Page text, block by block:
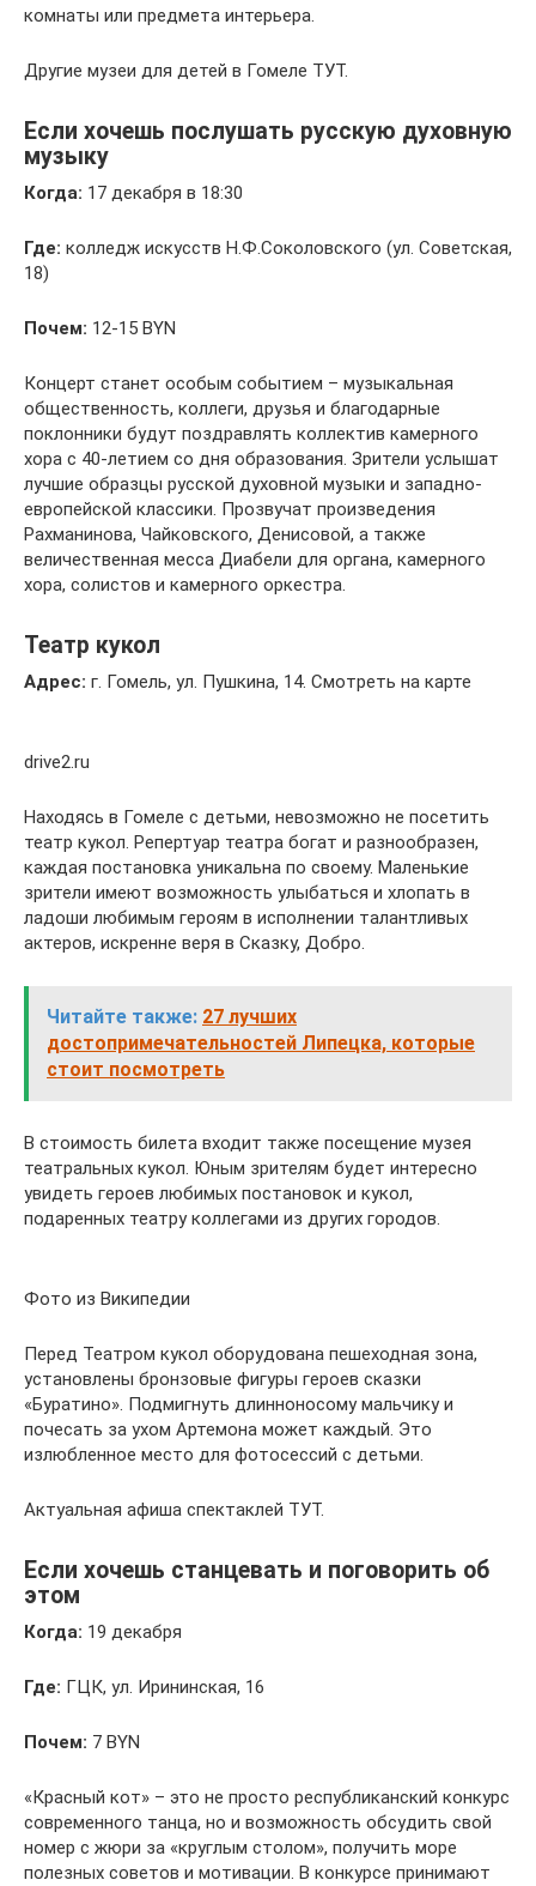
комнаты или предмета интерьера.
Другие музеи для детей в Гомеле ТУТ.
Если хочешь послушать русскую духовную
музыку
Когда: 17 декабря в 18:30
Где: колледж искусств Н.Ф.Соколовского (ул. Советская,
18)
Почем: 12-15 BYN
Концерт станет особым событием – музыкальная
общественность, коллеги, друзья и благодарные
поклонники будут поздравлять коллектив камерного
хора с 40-летием со дня образования. Зрители услышат
лучшие образцы русской духовной музыки и западно-
европейской классики. Прозвучат произведения
Рахманинова, Чайковского, Денисовой, а также
величественная месса Диабели для органа, камерного
хора, солистов и камерного оркестра.
Театр кукол
Адрес: г. Гомель, ул. Пушкина, 14. Смотреть на карте
drive2.ru
Находясь в Гомеле с детьми, невозможно не посетить
театр кукол. Репертуар театра богат и разнообразен,
каждая постановка уникальна по своему. Маленькие
зрители имеют возможность улыбаться и хлопать в
ладоши любимым героям в исполнении талантливых
актеров, искренне веря в Сказку, Добро.
Читайте также: 27 лучших
достопримечательностей Липецка, которые
стоит посмотреть
В стоимость билета входит также посещение музея
театральных кукол. Юным зрителям будет интересно
увидеть героев любимых постановок и кукол,
подаренных театру коллегами из других городов.
Фото из Википедии
Перед Театром кукол оборудована пешеходная зона,
установлены бронзовые фигуры героев сказки
«Буратино». Подмигнуть длинноносому мальчику и
почесать за ухом Артемона может каждый. Это
излюбленное место для фотосессий с детьми.
Актуальная афиша спектаклей ТУТ.
Если хочешь станцевать и поговорить об
этом
Когда: 19 декабря
Где: ГЦК, ул. Ирининская, 16
Почем: 7 BYN
«Красный кот» – это не просто республиканский конкурс
современного танца, но и возможность обсудить свой
номер с жюри за «круглым столом», получить море
полезных советов и мотивации. В конкурсе принимают